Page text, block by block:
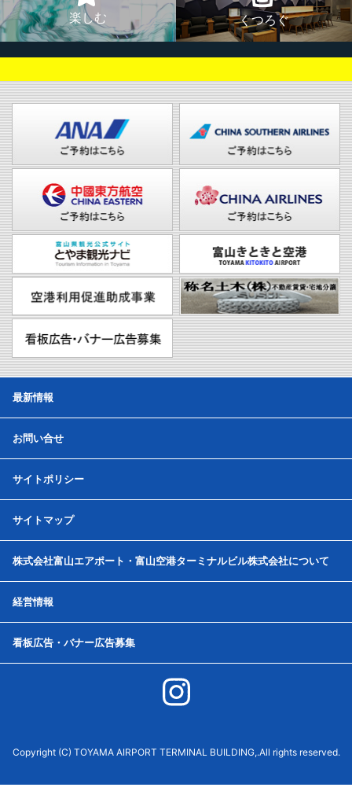
楽しむ くつろぐ
最新情報
お問い合せ
サイトポリシー
サイトマップ
株式会社富山エアポート・富山空港ターミナルビル株式会社について
経営情報
看板広告・バナー広告募集
Copyright (C) TOYAMA AIRPORT TERMINAL BUILDING,.All rights reserved.